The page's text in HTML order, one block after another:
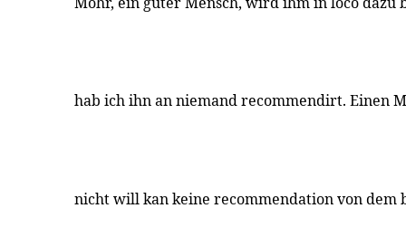
hab ich ihn an niemand recommendirt. Einen
nicht will kan keine recommendation von dem